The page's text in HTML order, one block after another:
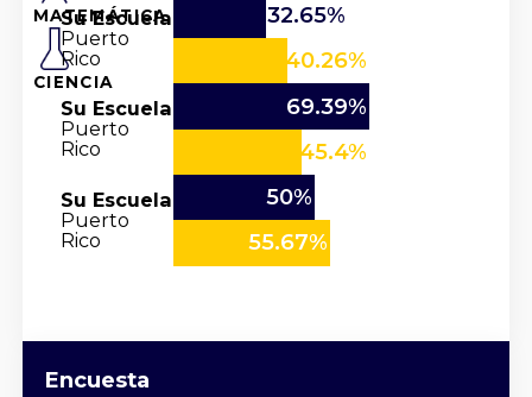
MATEMÁTICA
CIENCIA
Su Escuela
Puerto
Rico
32.65%
40.26%
Su Escuela
Puerto
Rico
69.39%
45.4%
Su Escuela
Puerto
Rico
50%
55.67%
Encuesta